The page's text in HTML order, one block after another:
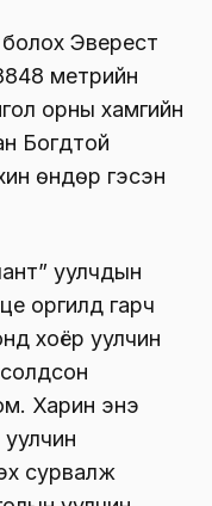
Эверест
метрийн
орны хамгийн
Богдтой
өндөр гэсэн
уулчдын
оргилд гарч
хоёр уулчин
Харин энэ
сурвалж